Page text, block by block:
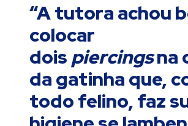
“A tutora achou
colocar
dois piercingsna
da gatinha que,
todo felino, faz